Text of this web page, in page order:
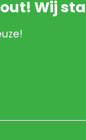
Wij